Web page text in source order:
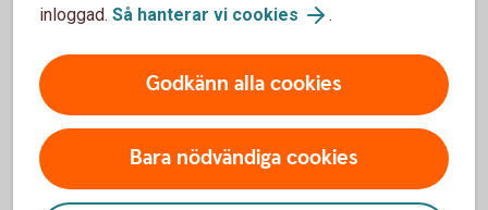
Aktieinspiration
Aktiellt
Dagliga bolagsanalyser, börskommentarer,
aktierekommendationer, förvaltarkommentarer och
inloggad. Så hanterar vi cookies .
Godkänn alla cookies
Bara nödvändiga cookies